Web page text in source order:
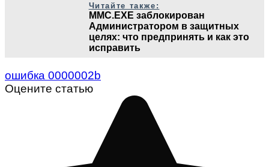
Читайте также:
MMC.EXE заблокирован
Администратором в защитных
целях: что предпринять и как это
исправить
ошибка 0000002b
Оцените статью